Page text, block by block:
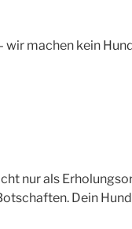
wir machen kein
nur als
Dein